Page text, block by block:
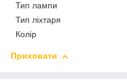
Тип лампи
Тип ліхтаря
Колір
Приховати